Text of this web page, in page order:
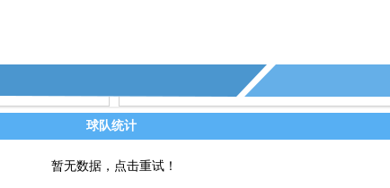
球队统计
暂无数据，点击重试！